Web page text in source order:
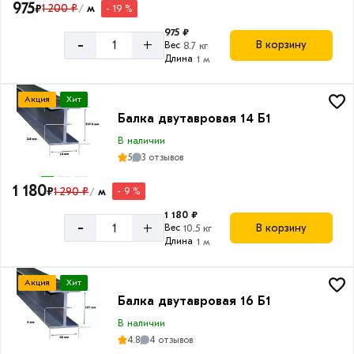
200
мм
240
мм
248
мм
мм
346
мм
мм
64
мм
73
975₽1 200 ₽/ м - 19 %
- +
975 ₽
Вес 8.7 кг
Длина 1 м
В корзину
Акция Хит
Балка двутавровая 14 Б1
В наличии
5
3 отзывов
1 180₽1 290 ₽/ м - 9 %
- +
1 180 ₽
Вес 10.5 кг
Длина 1 м
В корзину
Акция Хит
Балка двутавровая 16 Б1
В наличии
4.8
4 отзывов